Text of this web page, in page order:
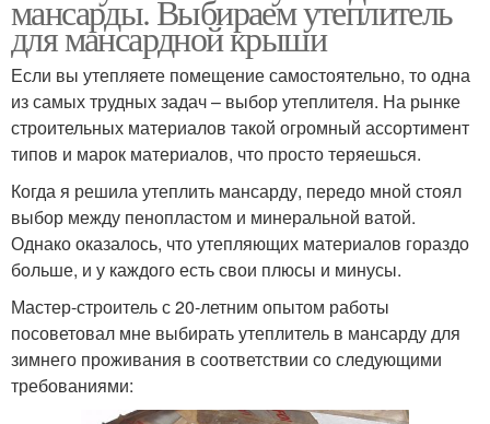
мансарды. Выбираем утеплитель
для мансардной крыши
Если вы утепляете помещение самостоятельно, то одна
из самых трудных задач – выбор утеплителя. На рынке
строительных материалов такой огромный ассортимент
типов и марок материалов, что просто теряешься.
Когда я решила утеплить мансарду, передо мной стоял
выбор между пенопластом и минеральной ватой.
Однако оказалось, что утепляющих материалов гораздо
больше, и у каждого есть свои плюсы и минусы.
Мастер-строитель с 20-летним опытом работы
посоветовал мне выбирать утеплитель в мансарду для
зимнего проживания в соответствии со следующими
требованиями: